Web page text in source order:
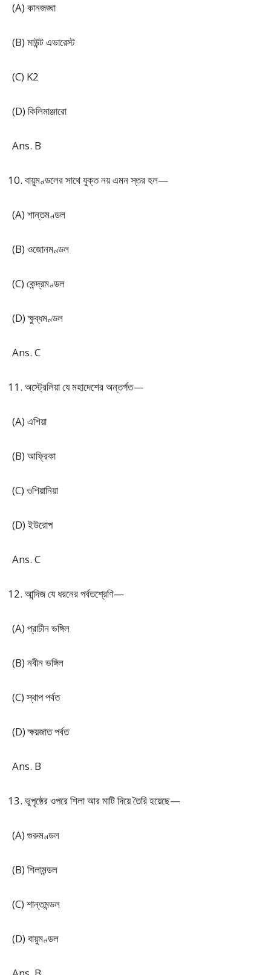
(A) কানজঙ্ঘা
(B) মাউন্ট এভারেস্ট
(C) K2
(D) কিলিমাঞ্জারো
Ans. B
বায়ুমণ্ডলের সাথে যুক্ত নয় এমন স্তর হল—
(A) শান্তমণ্ডল
(B) ওজোনমণ্ডল
(C) কেন্দ্রমণ্ডল
(D) ক্ষুব্ধমণ্ডল
Ans. C
অস্ট্রেলিয়া যে মহাদেশের অন্তর্গত—
(A) এশিয়া
(B) আফ্রিকা
(C) ওশিয়ানিয়া
(D) ইউরোপ
Ans. C
আন্দিজ যে ধরনের পর্বতশ্রেণি—
(A) প্রাচীন ভঙ্গিল
(B) নবীন ভঙ্গিল
(C) স্থাপ পর্বত
(D) ক্ষয়জাত পর্বত
Ans. B
ভুপৃষ্ঠের ওপরে শিলা আর মাটি দিয়ে তৈরি হয়েছে—
(A) গুরুমণ্ডল
(B) শিলামন্ডল
(C) শান্তমন্ডল
(D) বায়ুমণ্ডল